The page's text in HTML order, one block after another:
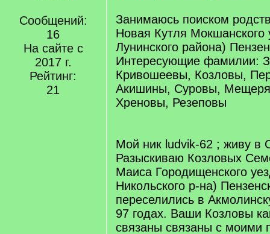
Сообщений:
16
На сайте с
2017 г.
Рейтинг:
21
Занимаюсь поиском
Новая Кутля Мокшанского
Лунинского района)
Интересующие фамилии:
Кривошеевы, Козловы,
Акишины, Суровы,
Хреновы, Резеповы
Мой ник ludvik-62 ; живу в
Разыскиваю Козловых
Маиса Городищенского
Никольского р-на)
переселились в
97 годах. Ваши Козловы
связаны связаны с моими